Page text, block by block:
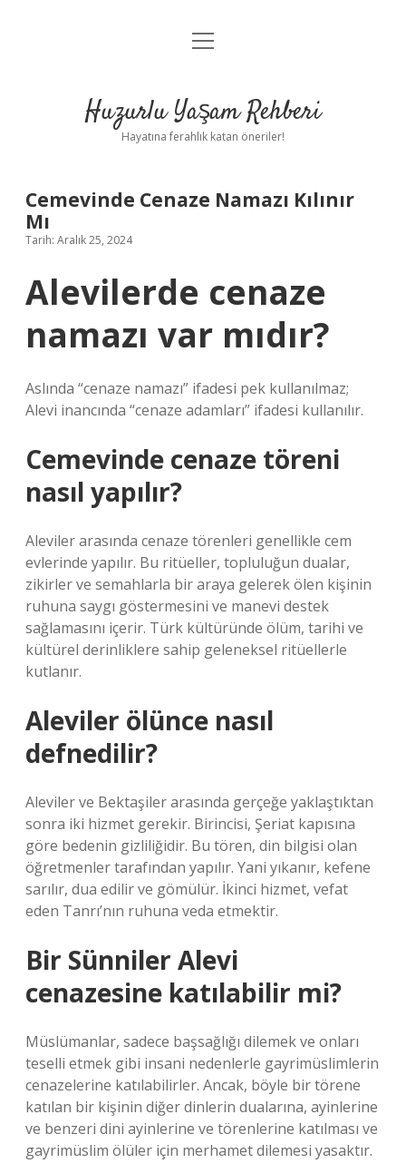
Anasayfa
Yasal Uyarı
menüyü
Huzurlu Yaşam Rehberi
Hayatına ferahlık katan öneriler!
Cemevinde Cenaze Namazı Kılınır
Mı
Tarih: Aralık 25, 2024
Alevilerde cenaze
namazı var mıdır?
Aslında “cenaze namazı” ifadesi pek kullanılmaz;
Alevi inancında “cenaze adamları” ifadesi kullanılır.
Cemevinde cenaze töreni
nasıl yapılır?
Aleviler arasında cenaze törenleri genellikle cem
evlerinde yapılır. Bu ritüeller, topluluğun dualar,
zikirler ve semahlarla bir araya gelerek ölen kişinin
ruhuna saygı göstermesini ve manevi destek
sağlamasını içerir. Türk kültüründe ölüm, tarihi ve
kültürel derinliklere sahip geleneksel ritüellerle
kutlanır.
Aleviler ölünce nasıl
defnedilir?
Aleviler ve Bektaşiler arasında gerçeğe yaklaştıktan
sonra iki hizmet gerekir. Birincisi, Şeriat kapısına
göre bedenin gizliliğidir. Bu tören, din bilgisi olan
öğretmenler tarafından yapılır. Yani yıkanır, kefene
sarılır, dua edilir ve gömülür. İkinci hizmet, vefat
eden Tanrı’nın ruhuna veda etmektir.
Bir Sünniler Alevi
cenazesine katılabilir mi?
Müslümanlar, sadece başsağlığı dilemek ve onları
teselli etmek gibi insani nedenlerle gayrimüslimlerin
cenazelerine katılabilirler. Ancak, böyle bir törene
katılan bir kişinin diğer dinlerin dualarına, ayinlerine
ve benzeri dini ayinlerine ve törenlerine katılması ve
gayrimüslim ölüler için merhamet dilemesi yasaktır.